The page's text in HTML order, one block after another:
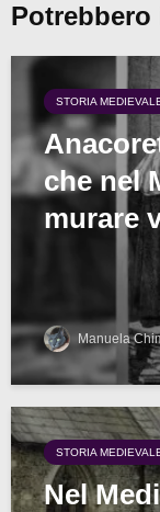
Potrebbero
STORIA
che nel
murare
Manuela
STORIA
Nel